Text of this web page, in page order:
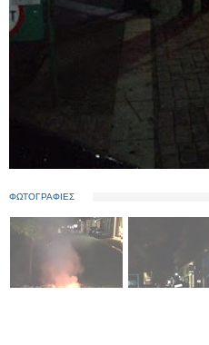
ΦΩΤΟΓΡΑΦΙΕΣ